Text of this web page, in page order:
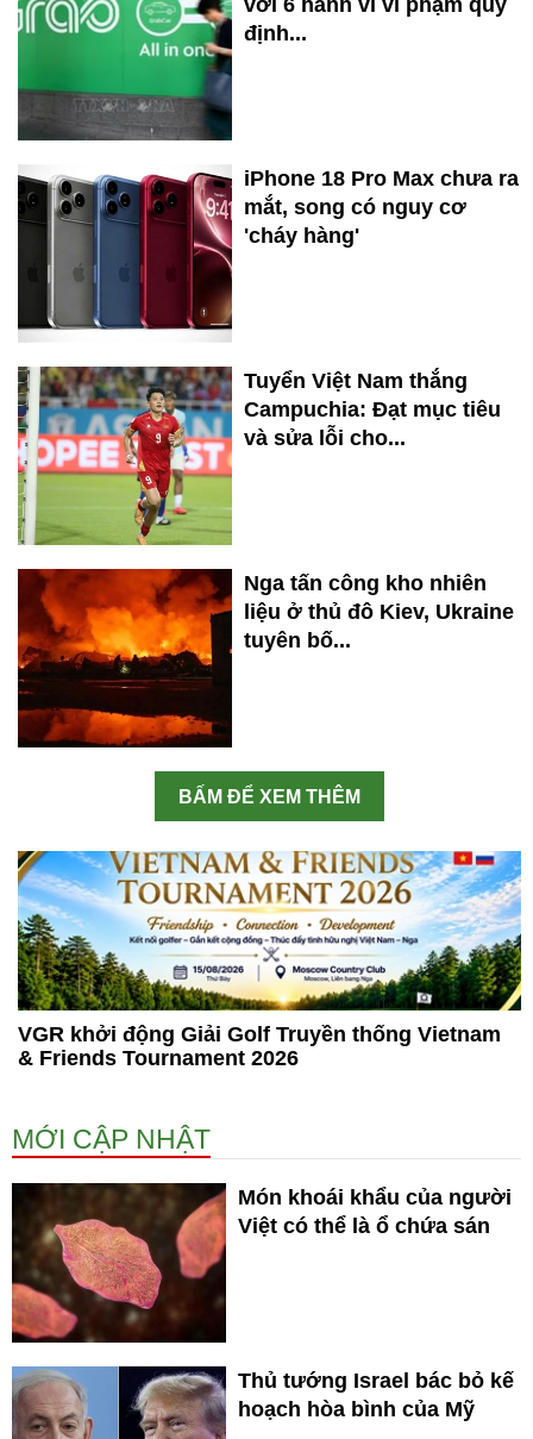
định...
iPhone 18 Pro Max chưa ra
mắt, song có nguy cơ
'cháy hàng'
Tuyển Việt Nam thắng
Campuchia: Đạt mục tiêu
và sửa lỗi cho...
Nga tấn công kho nhiên
liệu ở thủ đô Kiev, Ukraine
tuyên bố...
BẤM ĐỂ XEM THÊM
VGR khởi động Giải Golf Truyền thống Vietnam
& Friends Tournament 2026
MỚI CẬP NHẬT
Món khoái khẩu của người
Việt có thể là ổ chứa sán
Thủ tướng Israel bác bỏ kế
hoạch hòa bình của Mỹ